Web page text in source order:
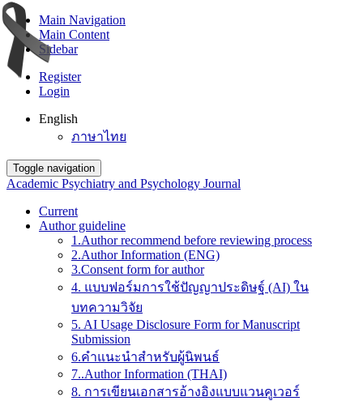
Main Navigation
Main Content
Sidebar
Register
Login
English
ภาษาไทย
Toggle navigation
Academic Psychiatry and Psychology Journal
Current
Author guideline
1.Author recommend before reviewing process
2.Author Information (ENG)
3.Consent form for author
4. แบบฟอร์มการใช้ปัญญาประดิษฐ์ (AI) ใน
บทความวิจัย
5. AI Usage Disclosure Form for Manuscript
Submission
6.คำแนะนำสำหรับผู้นิพนธ์
7..Author Information (THAI)
8. การเขียนเอกสารอ้างอิงแบบแวนคูเวอร์